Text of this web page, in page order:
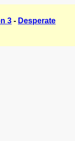
3 - Desperate